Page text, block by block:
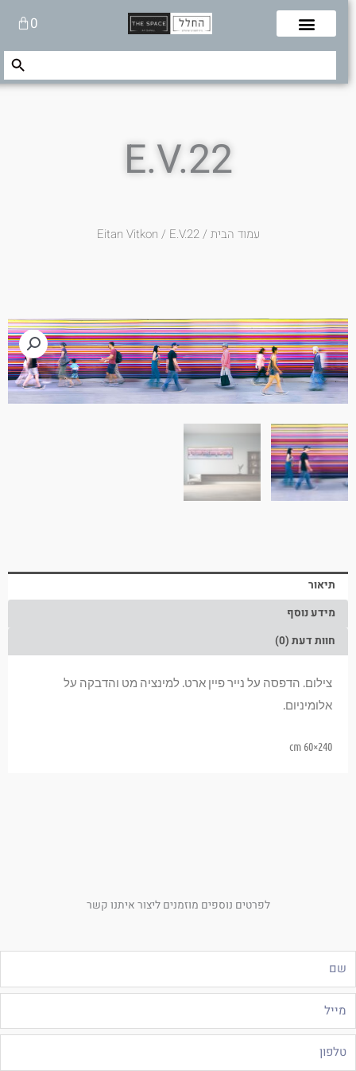
0עגלת
קניות
Search
Search Button
E.V.22
עמוד הבית/
Eitan Vitkon/ E.V.22
תיאור
מידע נוסף
חוות דעת (0)
צילום. הדפסה על נייר פיין ארט. למינציה מט והדבקה על
אלומיניום.
240×60 cm
לפרטים נוספים מוזמנים ליצור איתנו קשר